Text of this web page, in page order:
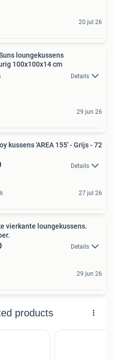
20 jul 26
loungekussens
100x100x14 cm
Details
29 jun 26
kussens 'AREA 155' - Grijs - 72
Details
27 jul 26
vierkante loungekussens.
Details
29 jun 26